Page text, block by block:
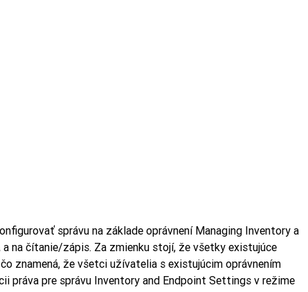
správu na základe oprávnení Managing Inventory a
na čítanie/zápis. Za zmienku stojí, že všetky existujúce
znamená, že všetci užívatelia s existujúcim oprávnením
práva pre správu Inventory and Endpoint Settings v režime